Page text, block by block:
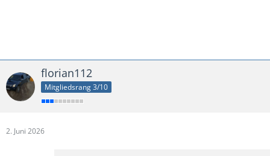
florian112
Mitgliedsrang 3/10
2. Juni 2026